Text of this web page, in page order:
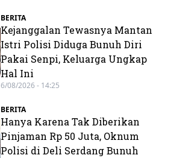
BERITA
Kejanggalan Tewasnya Mantan
Istri Polisi Diduga Bunuh Diri
Pakai Senpi, Keluarga Ungkap
Hal Ini
6/08/2026 - 14:25
BERITA
Hanya Karena Tak Diberikan
Pinjaman Rp 50 Juta, Oknum
Polisi di Deli Serdang Bunuh